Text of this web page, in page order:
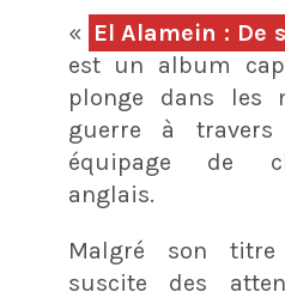
« El Alamein : De
est un album
plonge dans les
guerre à
équipage de
anglais.
Malgré son
suscite des